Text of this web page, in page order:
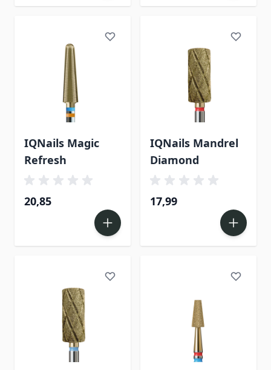
IQNails Magic
Refresh
20,85
IQNails Mandrel
Diamond
17,99